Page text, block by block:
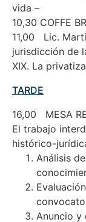
vida –
10,30 COFFE
11,00 Lic.
jurisdicción de
XIX. La
TARDE
16,00 MESA
El trabajo
histórico-
Análisis
Anuncio